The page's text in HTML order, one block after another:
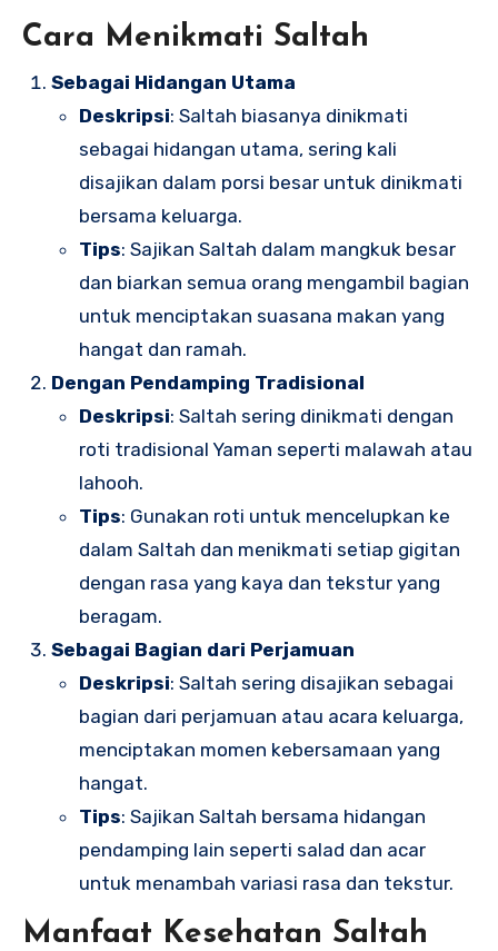
Cara Menikmati Saltah
Sebagai Hidangan Utama
Deskripsi: Saltah biasanya dinikmati
sebagai hidangan utama, sering kali
disajikan dalam porsi besar untuk dinikmati
bersama keluarga.
Tips: Sajikan Saltah dalam mangkuk besar
dan biarkan semua orang mengambil bagian
untuk menciptakan suasana makan yang
hangat dan ramah.
Dengan Pendamping Tradisional
Deskripsi: Saltah sering dinikmati dengan
roti tradisional Yaman seperti malawah atau
lahooh.
Tips: Gunakan roti untuk mencelupkan ke
dalam Saltah dan menikmati setiap gigitan
dengan rasa yang kaya dan tekstur yang
beragam.
Sebagai Bagian dari Perjamuan
Deskripsi: Saltah sering disajikan sebagai
bagian dari perjamuan atau acara keluarga,
menciptakan momen kebersamaan yang
hangat.
Tips: Sajikan Saltah bersama hidangan
pendamping lain seperti salad dan acar
untuk menambah variasi rasa dan tekstur.
Manfaat Kesehatan Saltah